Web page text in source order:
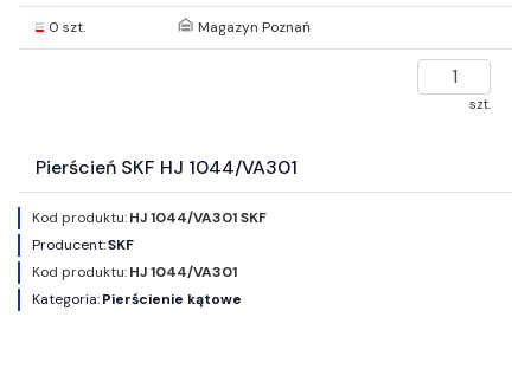
0 szt. Magazyn Poznań
szt.
Pierścień SKF HJ 1044/VA301
Kod produktu:HJ 1044/VA301 SKF
Producent:SKF
Kod produktu:HJ 1044/VA301
Kategoria:Pierścienie kątowe